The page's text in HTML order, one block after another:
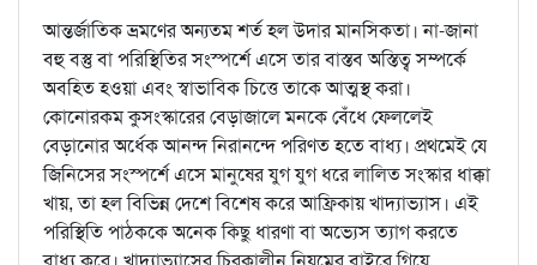
আন্তর্জাতিক ভ্রমণের অন্যতম শর্ত হল উদার মানসিকতা। না-জানা
বহু বস্তু বা পরিস্থিতির সংস্পর্শে এসে তার বাস্তব অস্তিত্ব সম্পর্কে
অবহিত হওয়া এবং স্বাভাবিক চিত্তে তাকে আত্মস্থ করা।
কোনোরকম কুসংস্কারের বেড়াজালে মনকে বেঁধে ফেললেই
বেড়ানোর অর্ধেক আনন্দ নিরানন্দে পরিণত হতে বাধ্য। প্রথমেই যে
জিনিসের সংস্পর্শে এসে মানুষের যুগ যুগ ধরে লালিত সংস্কার ধাক্কা
খায়, তা হল বিভিন্ন দেশে বিশেষ করে আফ্রিকায় খাদ্যাভ্যাস। এই
পরিস্থিতি পাঠককে অনেক কিছু ধারণা বা অভ্যেস ত্যাগ করতে